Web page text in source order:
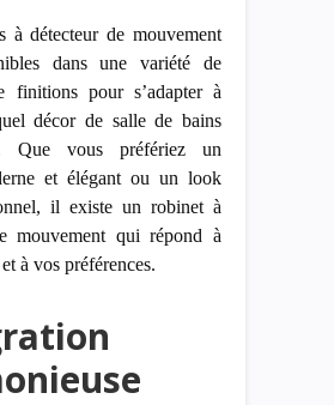
à détecteur de mouvement
dans une variété de
finitions pour s’adapter à
décor de salle de bains
Que vous préfériez un
et élégant ou un look
il existe un robinet à
mouvement qui répond à
à vos préférences.